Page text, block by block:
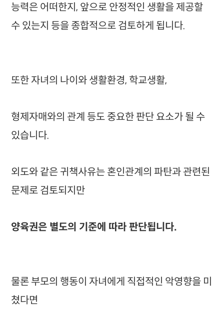
능력은 어떠한지, 앞으로 안정적인 생활을 제공할
수 있는지 등을 종합적으로 검토하게 됩니다.
또한 자녀의 나이와 생활환경, 학교생활,
형제자매와의 관계 등도 중요한 판단 요소가 될 수
있습니다.
외도와 같은 귀책사유는 혼인관계의 파탄과 관련된
문제로 검토되지만
양육권은 별도의 기준에 따라 판단됩니다.
물론 부모의 행동이 자녀에게 직접적인 악영향을 미
쳤다면